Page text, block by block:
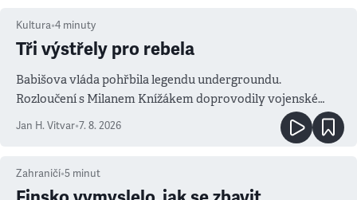
Kultura•4 minuty
Tři výstřely pro rebela
Babišova vláda pohřbila legendu undergroundu.
Rozloučení s Milanem Knížákem doprovodily vojenské
salvy i kritika pokrokářů
Jan H. Vitvar•7. 8. 2026
Zahraničí•5 minut